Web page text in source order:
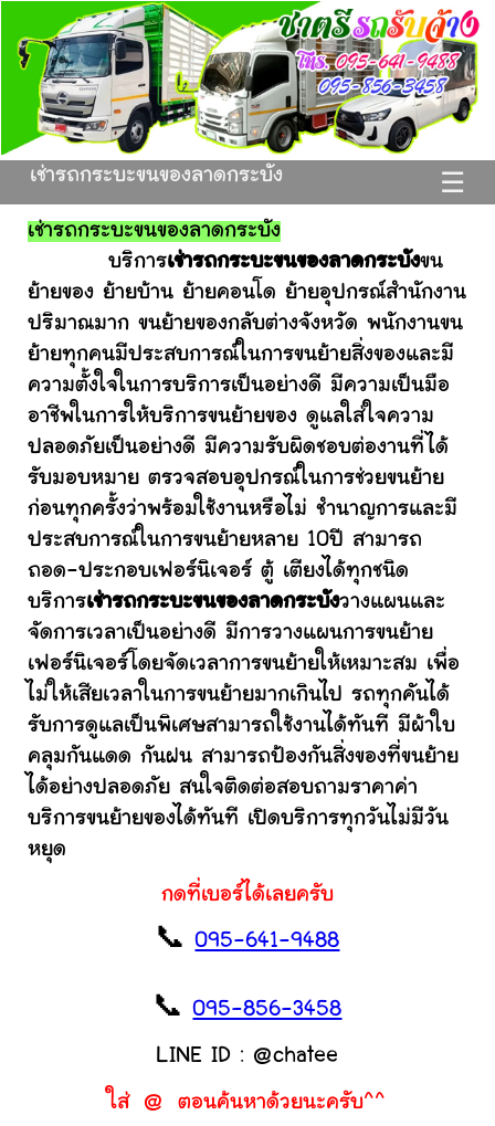
☰
เช่ารถกระบะขนของลาดกระบัง
เช่ารถกระบะขนของลาดกระบัง
บริการเช่ารถกระบะขนของลาดกระบังขน
ย้ายของ ย้ายบ้าน ย้ายคอนโด ย้ายอุปกรณ์สำนักงาน
ปริมาณมาก ขนย้ายของกลับต่างจังหวัด พนักงานขน
ย้ายทุกคนมีประสบการณ์ในการขนย้ายสิ่งของและมี
ความตั้งใจในการบริการเป็นอย่างดี มีความเป็นมือ
อาชีพในการให้บริการขนย้ายของ ดูแลใส่ใจความ
ปลอดภัยเป็นอย่างดี มีความรับผิดชอบต่องานที่ได้
รับมอบหมาย ตรวจสอบอุปกรณ์ในการช่วยขนย้าย
ก่อนทุกครั้งว่าพร้อมใช้งานหรือไม่ ชำนาญการและมี
ประสบการณ์ในการขนย้ายหลาย 10ปี สามารถ
ถอด-ประกอบเฟอร์นิเจอร์ ตู้ เตียงได้ทุกชนิด
บริการเช่ารถกระบะขนของลาดกระบังวางแผนและ
จัดการเวลาเป็นอย่างดี มีการวางแผนการขนย้าย
เฟอร์นิเจอร์โดยจัดเวลาการขนย้ายให้เหมาะสม เพื่อ
ไม่ให้เสียเวลาในการขนย้ายมากเกินไป รถทุกคันได้
รับการดูแลเป็นพิเศษสามารถใช้งานได้ทันที มีผ้าใบ
คลุมกันแดด กันฝน สามารถป้องกันสิ่งของที่ขนย้าย
ได้อย่างปลอดภัย สนใจติดต่อสอบถามราคาค่า
บริการขนย้ายของได้ทันที เปิดบริการทุกวันไม่มีวัน
หยุด
กดที่เบอร์ได้เลยครับ
📞095-641-9488
📞095-856-3458
LINE ID : @chatee
ใส่ @ ตอนค้นหาด้วยนะครับ^^